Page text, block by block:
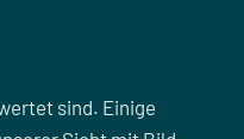
sind. Einige